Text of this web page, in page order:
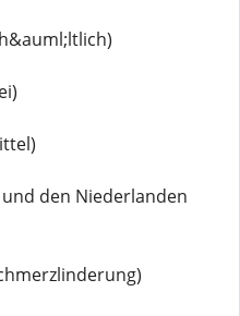
den Niederlanden